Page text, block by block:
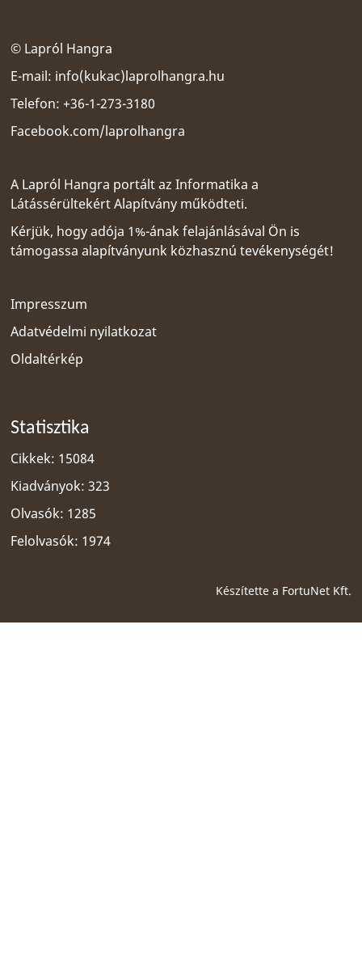
© Lapról Hangra
E-mail: info(kukac)laprolhangra.hu
Telefon: +36-1-273-3180
Facebook.com/laprolhangra
A Lapról Hangra portált azInformatika a
Látássérültekért Alapítvány működteti.
Kérjük, hogy adója 1%-ának felajánlásával Ön is
támogassa alapítványunk közhasznú tevékenységét!
Impresszum
Adatvédelmi nyilatkozat
Oldaltérkép
Statisztika
Cikkek: 15084
Kiadványok: 323
Olvasók: 1285
Felolvasók: 1974
Készítette a FortuNet Kft.